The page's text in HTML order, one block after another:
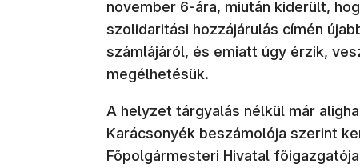
november 6-ára, miután kiderült,
szolidaritási hozzájárulás címén
számlájáról, és emiatt úgy érzik,
megélhetésük.
A helyzet tárgyalás nélkül már
Karácsonyék beszámolója szerint
Főpolgármesteri Hivatal